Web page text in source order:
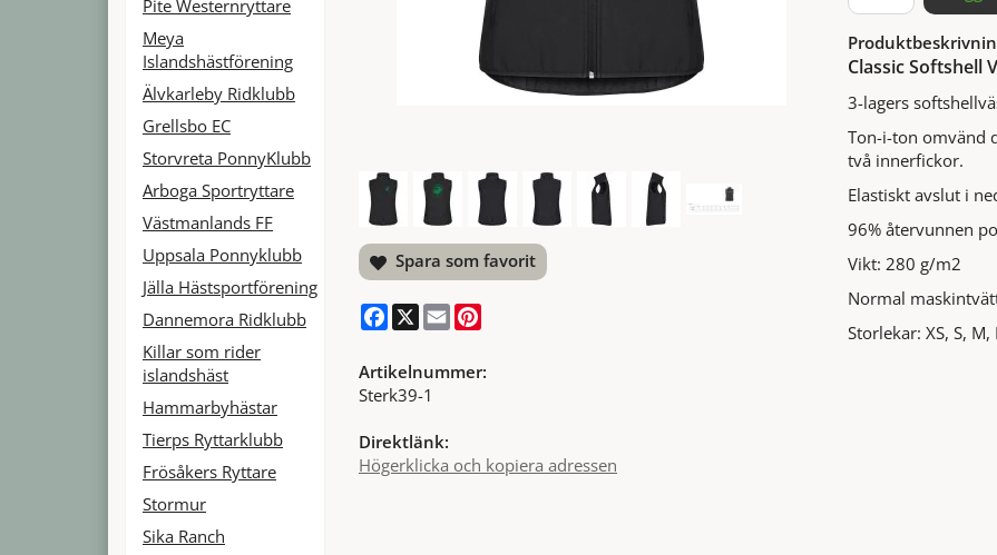
Pite Westernryttare
Meya
Islandshästförening
Älvkarleby Ridklubb
Grellsbo EC
Storvreta PonnyKlubb
Arboga Sportryttare
Västmanlands FF
Uppsala Ponnyklubb
Jälla Hästsportförening
Dannemora Ridklubb
Killar som rider
islandshäst
Hammarbyhästar
Tierps Ryttarklubb
Frösåkers Ryttare
Stormur
Sika Ranch
Classic Softshell
3-lagers
Ton-i-ton omvänd
två innerfickor.
Elastiskt avslut i
96% återvunnen
Vikt: 280 g/m2
Normal
Storlekar: XS, S, M,
Spara som favorit
Facebook
X Email
Artikelnummer:
Sterk39-1
Direktlänk:
Högerklicka och kopiera adressen